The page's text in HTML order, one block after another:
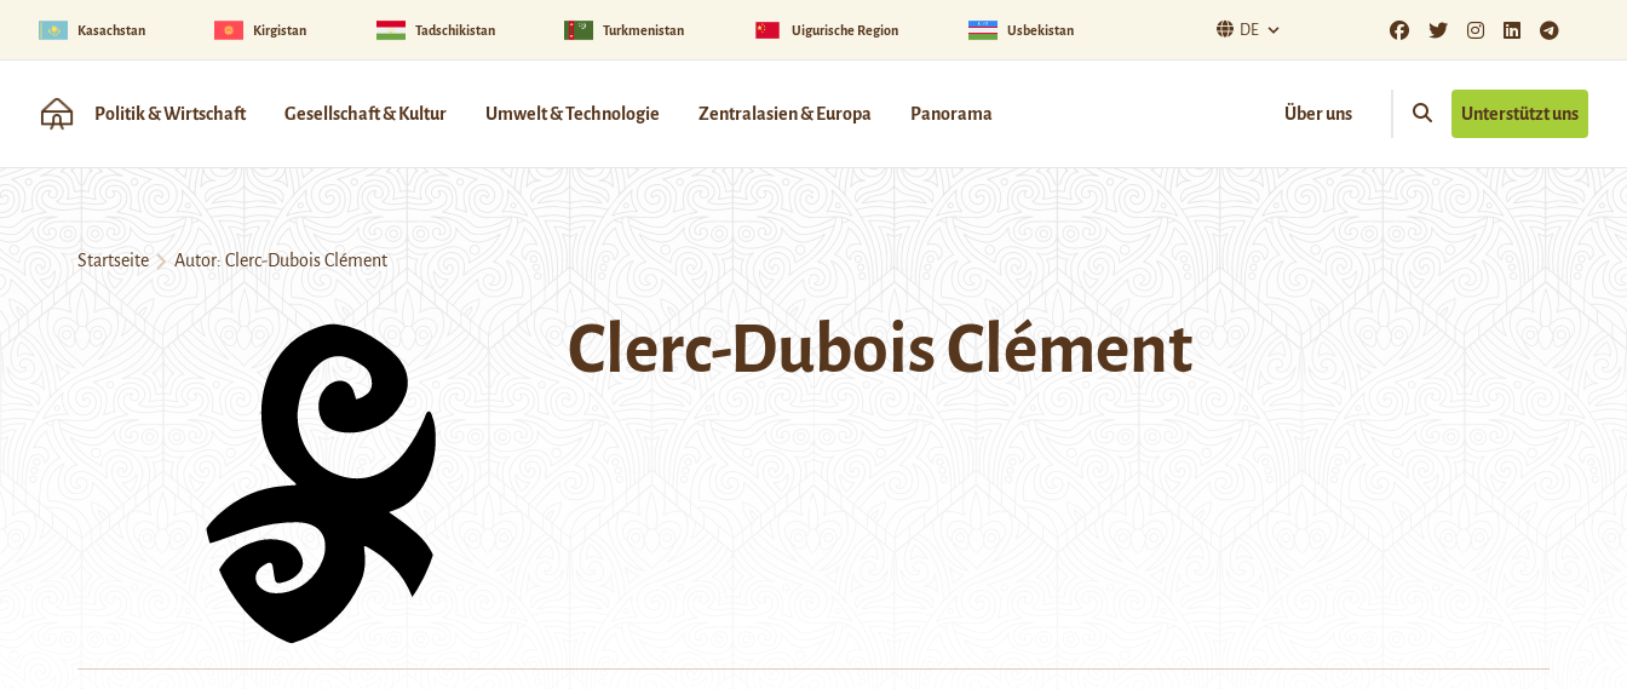
Kasachstan Kirgistan Tadschikistan Turkmenistan Uigurische Region Usbekistan DE
Politik & Wirtschaft Gesellschaft & Kultur Umwelt & Technologie Zentralasien & Europa Panorama Über uns Unterstützt uns
Startseite Autor: Clerc-Dubois Clément
Clerc-Dubois Clément